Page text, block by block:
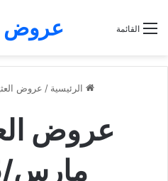
عروض القائمة
الرئيسية / عروض العثيم 14/
مارس/2015